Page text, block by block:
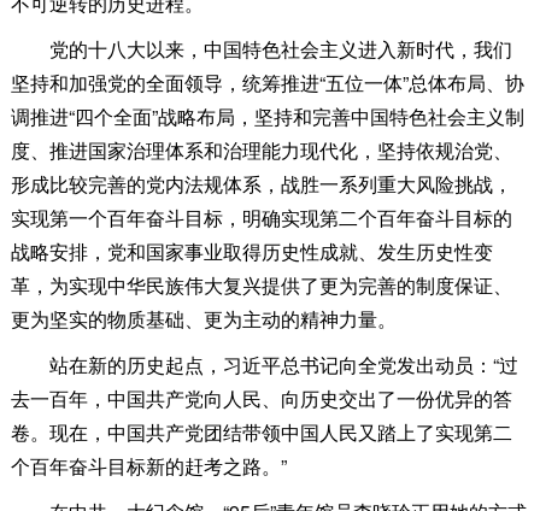
党的十八大以来，中国特色社会主义进入新时代，我们
坚持和加强党的全面领导，统筹推进“五位一体”总体布局、协
调推进“四个全面”战略布局，坚持和完善中国特色社会主义制
度、推进国家治理体系和治理能力现代化，坚持依规治党、
形成比较完善的党内法规体系，战胜一系列重大风险挑战，
实现第一个百年奋斗目标，明确实现第二个百年奋斗目标的
战略安排，党和国家事业取得历史性成就、发生历史性变
革，为实现中华民族伟大复兴提供了更为完善的制度保证、
更为坚实的物质基础、更为主动的精神力量。
站在新的历史起点，习近平总书记向全党发出动员：“过
去一百年，中国共产党向人民、向历史交出了一份优异的答
卷。现在，中国共产党团结带领中国人民又踏上了实现第二
个百年奋斗目标新的赶考之路。”